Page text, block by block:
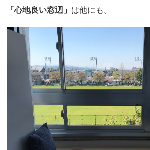
「心地良い窓辺」 は他にも。